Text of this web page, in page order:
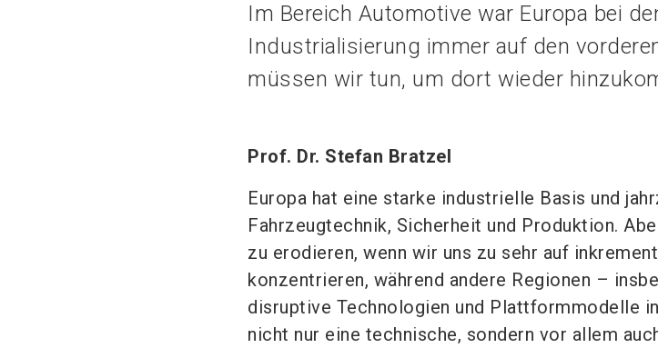
Im Bereich Automotive war Europa bei
Industrialisierung immer auf den
müssen wir tun, um dort wieder
Prof. Dr. Stefan Bratzel
Europa hat eine starke industrielle Basis und
Fahrzeugtechnik, Sicherheit und Produktion.
zu erodieren, wenn wir uns zu sehr auf
konzentrieren, während andere Regionen –
disruptive Technologien und Plattformmodelle
nicht nur eine technische, sondern vor allem